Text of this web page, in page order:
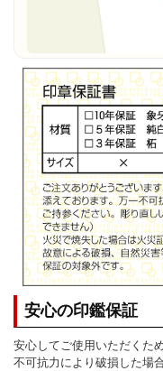
安心の印鑑保証
安心してご使用いただくた
不可抗力により破損した場